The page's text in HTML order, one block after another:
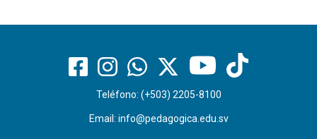
Teléfono: (+503) 2205-8100
Email: info@pedagogica.edu.sv